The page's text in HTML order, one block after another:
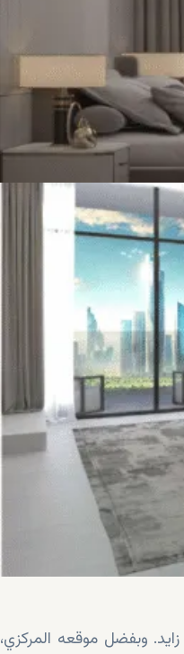
وبفضل موقعه المركزي،